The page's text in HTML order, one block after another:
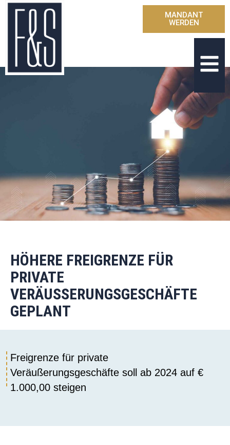
MANDANT
WERDEN
HÖHERE FREIGRENZE FÜR
PRIVATE
VERÄUSSERUNGSGESCHÄFTE G
EPLANT
Freigrenze für private
Veräußerungsgeschäfte soll ab 2024 auf €
1.000,00 steigen